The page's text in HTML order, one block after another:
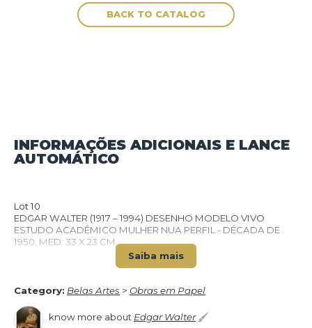
INFORMAÇÕES ADICIONAIS E LANCE
AUTOMÁTICO
Lot 10
EDGAR WALTER (1917 – 1994) DESENHO MODELO VIVO
ESTUDO ACADÊMICO MULHER NUA PERFIL - DÉCADA DE
1950. MED: 33 X 23 CM.
Saiba mais
Category: Belas Artes > Obras em Papel
know more about Edgar Walter